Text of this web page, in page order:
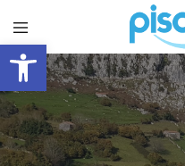
Abrir barra de herramientas Piscinor
Diseño,
y
de
piscinas